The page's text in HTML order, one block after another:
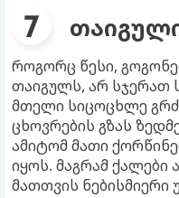
როგორც წესი,
თაიგულს, არ სჯერათ
მთელი სიცოცხლე
ცხოვრების გზას
ამიტომ მათი
იყოს. მაგრამ ქალები
მათთვის